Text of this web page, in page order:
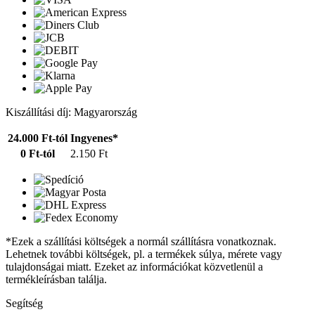
Kiszállítási díj: Magyarország
24.000 Ft-tól Ingyenes*
0 Ft-tól
2.150 Ft
*Ezek a szállítási költségek a normál szállításra vonatkoznak.
Lehetnek további költségek, pl. a termékek súlya, mérete vagy
tulajdonságai miatt. Ezeket az információkat közvetlenül a
termékleírásban találja.
Segítség